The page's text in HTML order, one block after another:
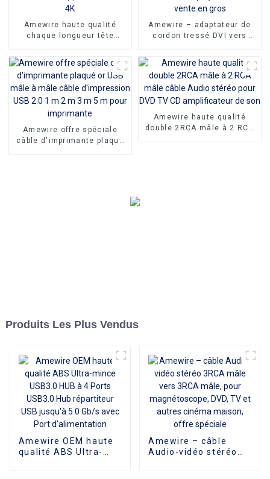
Amewire haute qualité
chaque longueur tête
vers HDMI câble Support
1080P 3D 4K
Amewire – adaptateur de
cordon tressé DVI vers
1080P, pour lecteur DVD et
projecteur HDTV, vente en
gros
Amewire offre spéciale
câble d'imprimante plaqué
Amewire haute qualité
double 2RCA mâle à 2 RCA
Produits Les Plus Vendus
Amewire OEM haute
qualité ABS Ultra-
Amewire – câble
Audio-vidéo stéréo